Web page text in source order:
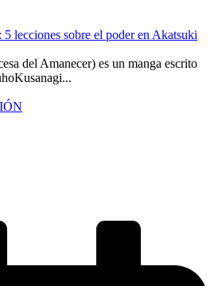
lecciones sobre el poder en Akatsuki
del Amanecer) es un manga escrito